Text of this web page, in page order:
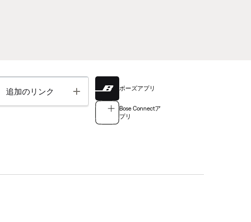
追加のリンク Toggle ボーズアプリ
Bose Connectア
プリ